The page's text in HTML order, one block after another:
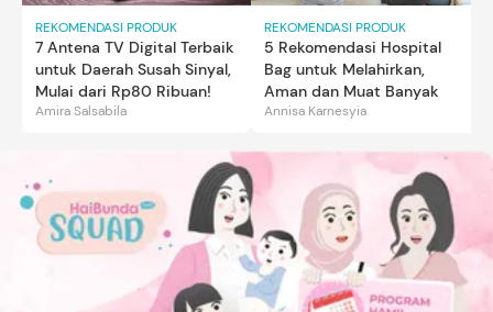
REKOMENDASI PRODUK
7 Antena TV Digital Terbaik
untuk Daerah Susah Sinyal,
Mulai dari Rp80 Ribuan!
Amira Salsabila
REKOMENDASI PRODUK
5 Rekomendasi Hospital
Bag untuk Melahirkan,
Aman dan Muat Banyak
Annisa Karnesyia